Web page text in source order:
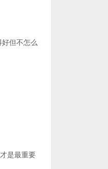
但不怎么
是最重要